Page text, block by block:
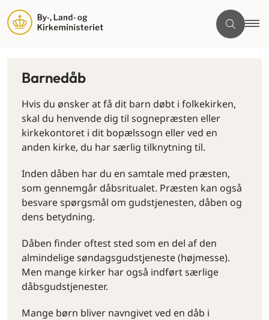
Barnedåb
Hvis du ønsker at få dit barn døbt i folkekirken,
skal du henvende dig til sognepræsten eller
kirkekontoret i dit bopælssogn eller ved en
anden kirke, du har særlig tilknytning til.
Inden dåben har du en samtale med præsten,
som gennemgår dåbsritualet. Præsten kan også
besvare spørgsmål om gudstjenesten, dåben og
dens betydning.
Dåben finder oftest sted som en del af den
almindelige søndagsgudstjeneste (højmesse).
Men mange kirker har også indført særlige
dåbsgudstjenester.
Mange børn bliver navngivet ved en dåb i